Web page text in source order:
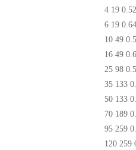
4 19
6 19
10 49
16 49
25 98
35 133
50 133
70 189
95 259
120 259